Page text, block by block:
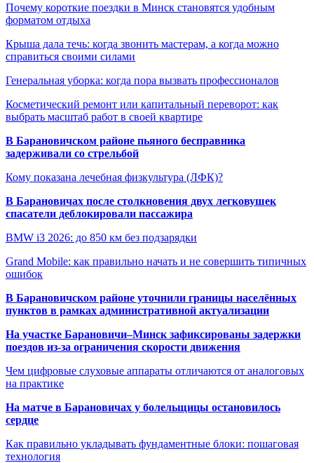
Почему короткие поездки в Минск становятся удобным
форматом отдыха
Крыша дала течь: когда звонить мастерам, а когда можно
справиться своими силами
Генеральная уборка: когда пора вызвать профессионалов
Косметический ремонт или капитальный переворот: как
выбрать масштаб работ в своей квартире
В Барановичском районе пьяного бесправника
задерживали со стрельбой
Кому показана лечебная физкультура (ЛФК)?
В Барановичах после столкновения двух легковушек
спасатели деблокировали пассажира
BMW i3 2026: до 850 км без подзарядки
Grand Mobile: как правильно начать и не совершить типичных
ошибок
В Барановичском районе уточнили границы населённых
пунктов в рамках административной актуализации
На участке Барановичи–Минск зафиксированы задержки
поездов из-за ограничения скорости движения
Чем цифровые слуховые аппараты отличаются от аналоговых
на практике
На матче в Барановичах у болельщицы остановилось
сердце
Как правильно укладывать фундаментные блоки: пошаговая
технология